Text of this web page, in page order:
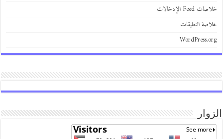
خلاصات Feed الإدخالات
خلاصة التعليقات
WordPress.org
الزوار